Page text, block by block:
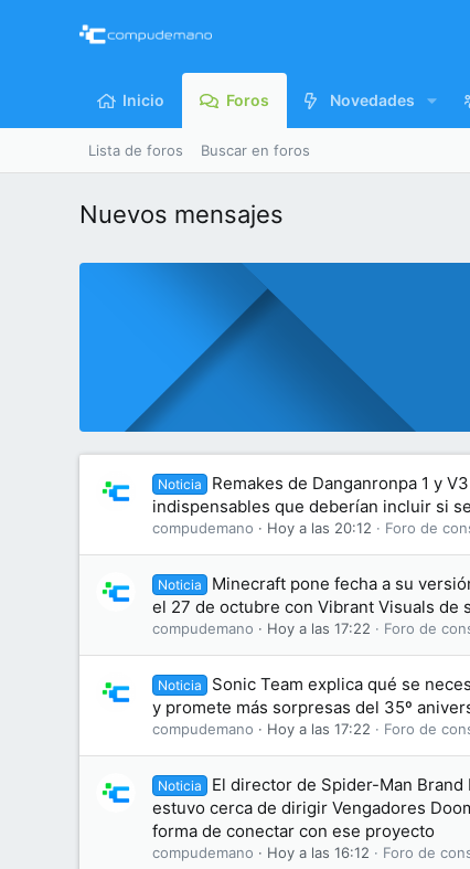
Inicio Foros Novedades
Lista de foros Buscar en foros
Nuevos mensajes
Noticia
Remakes de Danganronpa 1 y
indispensables que deberían incluir si
compudemano Hoy a las 20:12 Foro de
Noticia
Minecraft pone fecha a su
el 27 de octubre con Vibrant Visuals de
compudemano Hoy a las 17:22 Foro de
Noticia
Sonic Team explica qué se
y promete más sorpresas del 35º
compudemano Hoy a las 17:22 Foro de
Noticia
El director de Spider-Man Brand
estuvo cerca de dirigir Vengadores
forma de conectar con ese proyecto
compudemano Hoy a las 16:12 Foro de